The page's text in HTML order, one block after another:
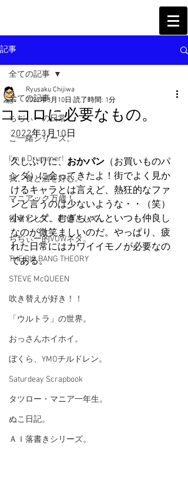
記事
全ての記事
ちぢぃーの日常
ご一緒シリーズ。
I'm a Drummer!
我、食と酒を好む。
マニアック万歳！
役者として、声優として。
ちぢぃー的VOWネタ。
THE BIG BANG THEORY
STEVE McQUEEN
吹き替えが好き！！
「ウルトラ」の世界。
おっさんホイホイ。
ぼくら、YMOチルドレン。
Saturdeay Scrapbook
タツロー・マニア一年生。
ぬこ日記。
ＡＩ落書きシリーズ。
全ての記事
ココロに必要なもの。
Ryusaku Chijiwa
2022年3月10日 読了時間: 1分
2022年3月10日
久しぶりに、 おかパン （お買いものパ
ンダ）に会ってきたよ！街でよく見か
けるキャラとは言えど、熱狂的なファ
ンと言うのは少ないような・・（笑）
小パンダ、むぎちゃんといつも仲良し
なのが微笑ましいのだ。やっぱり、疲
れた日常にはカワイイモノが必要なの
である。